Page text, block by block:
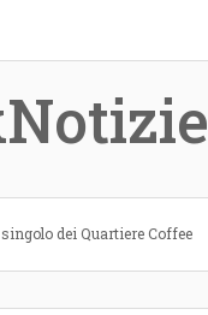
dei Quartiere Coffee